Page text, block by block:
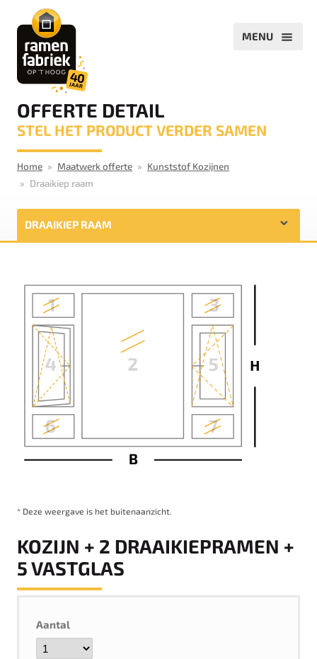
OFFERTE DETAIL
STEL HET PRODUCT VERDER SAMEN
Home Maatwerk offerte
Kunststof Kozijnen
Draaikiep raam
DRAAIKIEP RAAM
* Deze weergave is het buitenaanzicht.
KOZIJN + 2 DRAAIKIEPRAMEN +
5 VASTGLAS
Aantal